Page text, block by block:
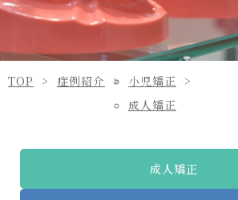
TOP 症例紹介
小児矯正
成人矯正
成人矯正